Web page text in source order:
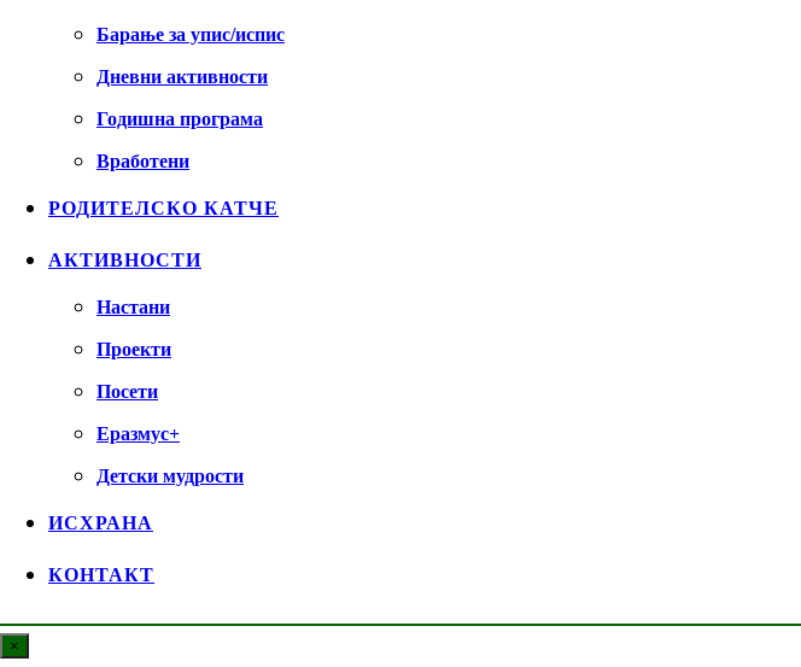
Барање за упис/испис
Дневни активности
Годишна програма
Вработени
РОДИТЕЛСКО КАТЧЕ
АКТИВНОСТИ
Настани
Проекти
Посети
Еразмус+
Детски мудрости
ИСХРАНА
КОНТАКТ
×